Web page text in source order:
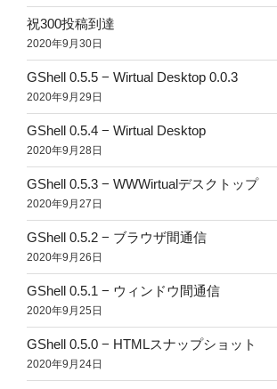
祝300投稿到達
2020年9月30日
GShell 0.5.5 − Wirtual Desktop 0.0.3
2020年9月29日
GShell 0.5.4 − Wirtual Desktop
2020年9月28日
GShell 0.5.3 − WWWirtualデスクトップ
2020年9月27日
GShell 0.5.2 − ブラウザ間通信
2020年9月26日
GShell 0.5.1 − ウィンドウ間通信
2020年9月25日
GShell 0.5.0 − HTMLスナップショット
2020年9月24日